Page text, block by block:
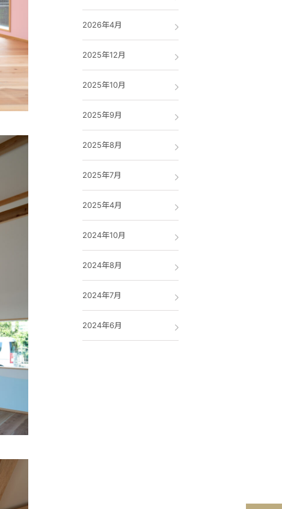
2026年4月
2025年12月
2025年10月
2025年9月
2025年8月
2025年7月
2025年4月
2024年10月
2024年8月
2024年7月
2024年6月